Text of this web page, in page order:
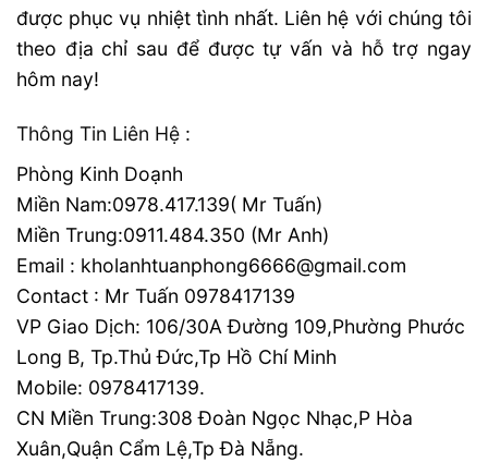
được phục vụ nhiệt tình nhất. Liên hệ với chúng tôi
theo địa chỉ sau để được tự vấn và hỗ trợ ngay
hôm nay!
Thông Tin Liên Hệ :
Phòng Kinh Doạnh
Miền Nam:0978.417.139( Mr Tuấn)
Miền Trung:0911.484.350 (Mr Anh)
Email : kholanhtuanphong6666@gmail.com
Contact : Mr Tuấn 0978417139
VP Giao Dịch: 106/30A Đường 109,Phường Phước
Long B, Tp.Thủ Đức,Tp Hồ Chí Minh
Mobile: 0978417139.
CN Miền Trung:308 Đoàn Ngọc Nhạc,P Hòa
Xuân,Quận Cẩm Lệ,Tp Đà Nẵng.